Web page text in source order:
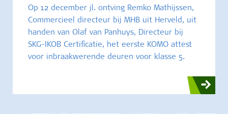
Op 12 december jl. ontving Remko Mathijssen,
Commercieel directeur bij MHB uit Herveld, uit
handen van Olaf van Panhuys, Directeur bij
SKG-IKOB Certificatie, het eerste KOMO attest
voor inbraakwerende deuren voor klasse 5.